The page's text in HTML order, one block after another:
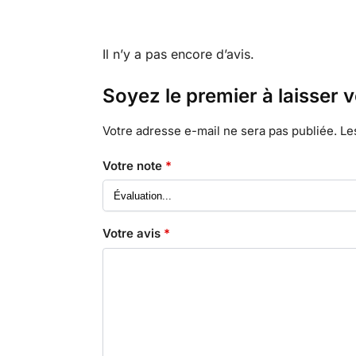
Il n’y a pas encore d’avis.
Soyez le premier à laisser
Votre adresse e-mail ne sera pas publiée.
Votre note *
Votre avis *